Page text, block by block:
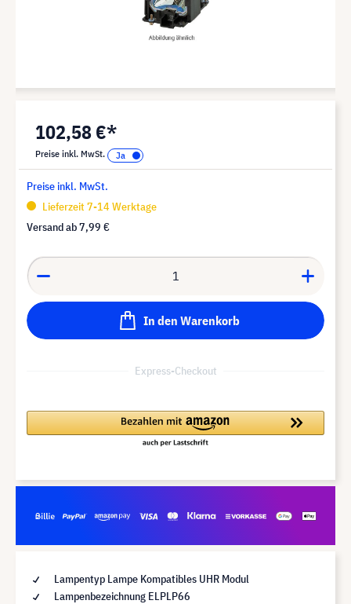
102,58 €*
Preise inkl. MwSt.
Preise inkl. MwSt.
Lieferzeit 7-14 Werktage
Versand ab7,99 €
In den Warenkorb
Express-Checkout
Lampentyp Lampe Kompatibles UHR Modul
Lampenbezeichnung ELPLP66